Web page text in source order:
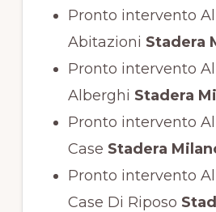
Pronto intervento
Abitazioni Stadera
Pronto intervento
Alberghi Stadera
Pronto intervento
Case Stadera
Pronto intervento
Case Di Riposo